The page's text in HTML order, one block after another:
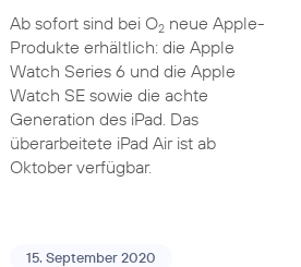
Ab sofort sind bei O2neue Apple-
Produkte erhältlich: die Apple
Watch Series 6 und die Apple
Watch SE sowie die achte
Generation des iPad. Das
überarbeitete iPad Air ist ab
Oktober verfügbar.
15. September 2020